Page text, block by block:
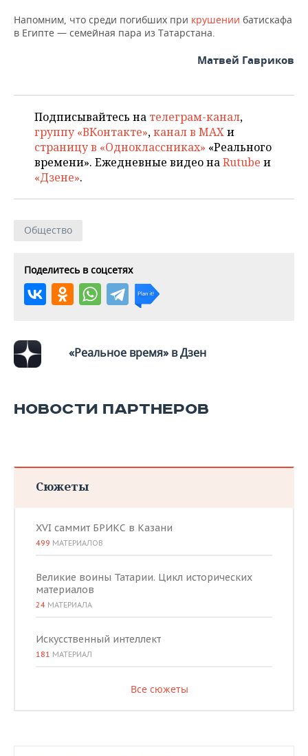
Напомним, что среди погибших при крушении батискафа
в Египте — семейная пара из Татарстана.
Матвей Гавриков
Подписывайтесь на телеграм-канал,
группу «ВКонтакте»,канал в MAXи
страницу в «Одноклассниках» «Реального
времени». Ежедневные видео наRutube и
«Дзене».
Общество
Поделитесь в соцсетях
«Реальное время» в Дзен
НОВОСТИ ПАРТНЕРОВ
Сюжеты
XVI саммит БРИКС в Казани
499 МАТЕРИАЛОВ
Великие воины Татарии. Цикл исторических
материалов
24 МАТЕРИАЛА
Искусственный интеллект
181 МАТЕРИАЛ
Все сюжеты